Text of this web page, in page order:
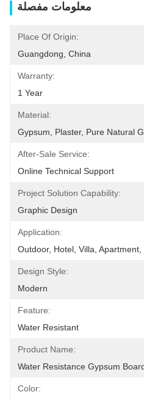
معلومات مفصلة
Place Of Origin:
Guangdong, China
Warranty:
1 Year
Material:
Gypsum, Plaster, Pure Natural
After-Sale Service:
Online Technical Support
Project Solution Capability:
Graphic Design
Application:
Outdoor, Hotel, Villa, Apartment,
Design Style:
Modern
Feature:
Water Resistant
Product Name:
Water Resistance Gypsum
Color: